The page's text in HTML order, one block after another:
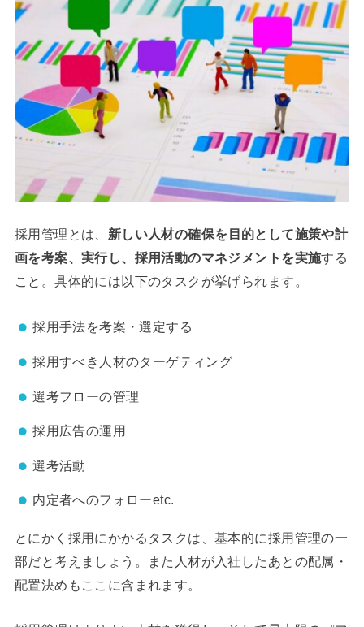
採用管理とは、 新しい人材の確保を目的として施策や計
画を考案、実行し、採用活動のマネジメントを実施する
こと。具体的には以下のタスクが挙げられます。
採用手法を考案・選定する
採用すべき人材のターゲティング
選考フローの管理
採用広告の運用
選考活動
内定者へのフォローetc.
とにかく採用にかかるタスクは、基本的に採用管理の一
部だと考えましょう。また人材が入社したあとの配属・
配置決めもここに含まれます。